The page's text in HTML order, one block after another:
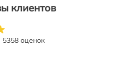
клиентов
5358 оценок